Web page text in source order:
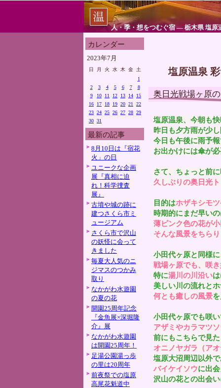
人・季・想をつむぐ宿 ― 栃木県 塩原
カレンダー
2023年7月
日 月 火 水 木 金
土
1
2
3 4 5 6 7
8
9
10 11 12 13 14
15
16
17 18 19 20 21
22
23 24 25 26 27 28 29
30 31
最新の記事
8月10日は『宿花
火」の日
ユニークな企画
展『真相に迫
れ！科学捜査
展』
古墳や城の跡に
建つさくら市ミ
ュージアム
さくら市で沢山
の妖怪に会って
きました
毎夏大人気のニ
ジマスのつかみ
取り
なかがわ水遊園
の夏の花
開園25周年記念
『金魚展×深堀隆
介』展
なかがわ水遊園
は開園25周年！
足湯公園湯っ歩
の里は20周年
前夜祭での塩原
高尾花魁道中
塩原温泉
奥日光戦場ヶ原
塩原温泉、今朝も
昨日も夕方雨が少
今日も午後に雨予
お出かけには傘が
さて、ちょっと前
久しぶりの奥日光
目的はホザキシモ
時期的にまだ早い
薄ピンク色の花が
そんな風景をちら
小田代ヶ原と同様
戦場ヶ原でも、咲
特に湯川の川沿い
美しい川の流れと
何とも癒しの風景
小田代ヶ原でも咲
アザミやカラマツ
前にもこちらで見
オニノヤガラ（ア
塩原大沼周辺以外
バイケイソウに出
沢山の花との出会